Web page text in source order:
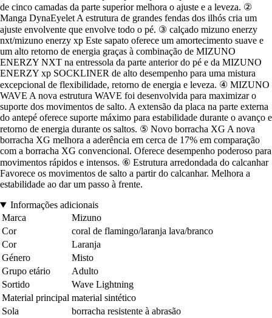
de cinco camadas da parte superior melhora o ajuste e a leveza. ②
Manga DynaEyelet A estrutura de grandes fendas dos ilhós cria um
ajuste envolvente que envolve todo o pé. ③ calçado mizuno enerzy
nxt/mizuno enerzy xp Este sapato oferece um amortecimento suave e
um alto retorno de energia graças à combinação de MIZUNO
ENERZY NXT na entressola da parte anterior do pé e da MIZUNO
ENERZY xp SOCKLINER de alto desempenho para uma mistura
excepcional de flexibilidade, retorno de energia e leveza. ④ MIZUNO
WAVE A nova estrutura WAVE foi desenvolvida para maximizar o
suporte dos movimentos de salto. A extensão da placa na parte externa
do antepé oferece suporte máximo para estabilidade durante o avanço e
retorno de energia durante os saltos. ⑤ Novo borracha XG A nova
borracha XG melhora a aderência em cerca de 17% em comparação
com a borracha XG convencional. Oferece desempenho poderoso para
movimentos rápidos e intensos. ⑥ Estrutura arredondada do calcanhar
Favorece os movimentos de salto a partir do calcanhar. Melhora a
estabilidade ao dar um passo à frente.
Informações adicionais
Marca
Mizuno
Cor
coral de flamingo/laranja lava/branco
Cor
Laranja
Género
Misto
Grupo etário
Adulto
Sortido
Wave Lightning
Material principal material sintético
Sola
borracha resistente à abrasão